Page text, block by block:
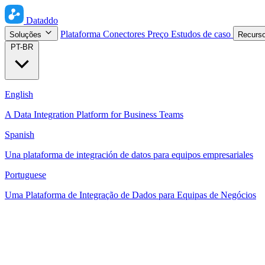
Dataddo
Soluções Plataforma Conectores Preço Estudos de caso
PT-BR
English
A Data Integration Platform for Business Teams
Spanish
Una plataforma de integración de datos para equipos empresariales
Portuguese
Uma Plataforma de Integração de Dados para Equipas de Negócios